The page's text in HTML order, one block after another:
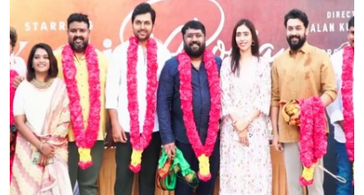
Special Story
Business
Crime
Tamilnadu
National